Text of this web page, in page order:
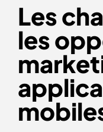
Les
les